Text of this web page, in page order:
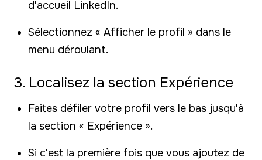
d'accueil LinkedIn.
Sélectionnez « Afficher le profil » dans le
menu déroulant.
3. Localisez la section Expérience
Faites défiler votre profil vers le bas jusqu'à
la section « Expérience ».
Si c'est la première fois que vous ajoutez de